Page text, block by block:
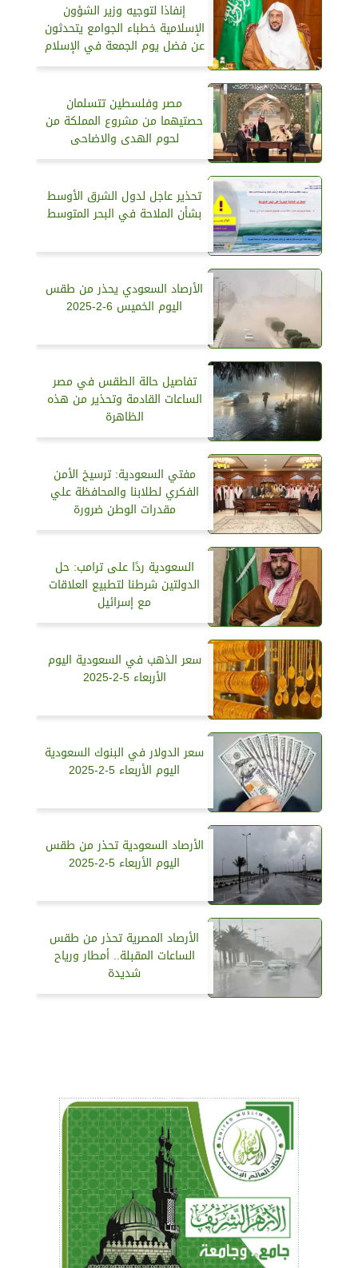
إنفاذا لتوجيه وزير الشؤون
الإسلامية خطباء الجوامع يتحدثون
عن فضل يوم الجمعة في الإسلام
مصر وفلسطين تتسلمان
حصتيهما من مشروع المملكة من
لحوم الهدى والاضاحى
تحذير عاجل لدول الشرق الأوسط
بشأن الملاحة في البحر المتوسط
الأرصاد السعودي يحذر من طقس
اليوم الخميس 6-2-2025
تفاصيل حالة الطقس في مصر
الساعات القادمة وتحذير من هذه
الظاهرة
مفتي السعودية: ترسيخ الأمن
الفكري لطلابنا والمحافظة علي
مقدرات الوطن ضرورة
السعودية ردًا على ترامب: حل
الدولتين شرطنا لتطبيع العلاقات
مع إسرائيل
سعر الذهب في السعودية اليوم
الأربعاء 5-2-2025
سعر الدولار في البنوك السعودية
اليوم الأربعاء 5-2-2025
الأرصاد السعودية تحذر من طقس
اليوم الأربعاء 5-2-2025
الأرصاد المصرية تحذر من طقس
الساعات المقبلة.. أمطار ورياح
شديدة